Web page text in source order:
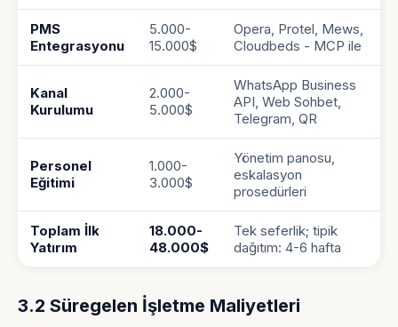
PMS
Entegrasyonu
5.000-
15.000$
Opera, Protel, Mews,
Cloudbeds - MCP ile
Kanal
Kurulumu
2.000-
5.000$
WhatsApp Business
API, Web Sohbet,
Telegram, QR
Personel
Eğitimi
1.000-
3.000$
Yönetim panosu,
eskalasyon
prosedürleri
Toplam İlk
Yatırım
18.000-
48.000$
Tek seferlik; tipik
dağıtım: 4-6 hafta
3.2 Süregelen İşletme Maliyetleri